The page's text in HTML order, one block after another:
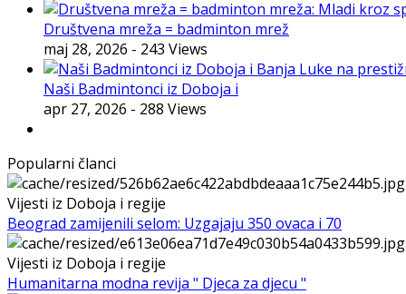
Društvena mreža = badminton mrež
maj 28, 2026 - 243 Views
Naši Badmintonci iz Doboja i
apr 27, 2026 - 288 Views
Popularni članci
Vijesti iz Doboja i regije
Beograd zamijenili selom: Uzgajaju 350 ovaca i 70
Vijesti iz Doboja i regije
Humanitarna modna revija " Djeca za djecu "